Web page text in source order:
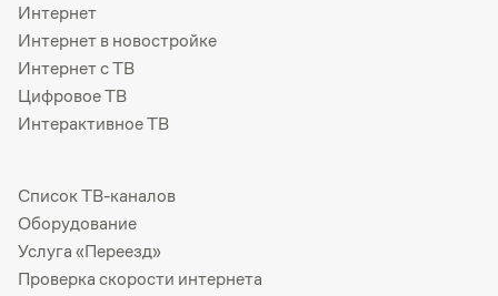
Интернет
Интернет в новостройке
Интернет с ТВ
Цифровое ТВ
Интерактивное ТВ
Список ТВ-каналов
Оборудование
Услуга «Переезд»
Проверка скорости интернета